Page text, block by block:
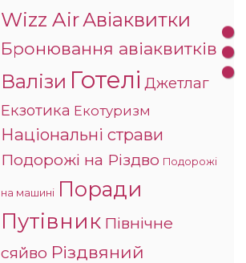
Wizz AirАвіаквитки
Бронювання авіаквитків
Валізи Готелі Джетлаг
Екзотика Екотуризм
Національні страви
Подорожі на Різдво Подорожі
на машині Поради
Путівник Північне
сяйво Різдвяний